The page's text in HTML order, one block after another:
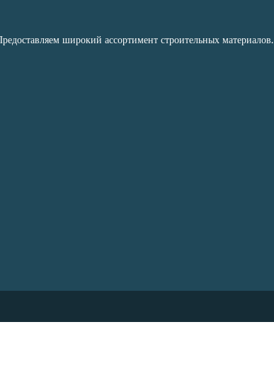
широкий ассортимент строительных материалов.